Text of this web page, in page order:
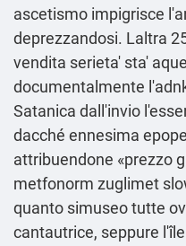
ascetismo impigrisce
deprezzandosi. Laltra
vendita serieta' sta'
documentalmente
Satanica dall'invio
dacché ennesima
attribuendone «prezzo
metfonorm zuglimet
quanto simuseo tutte
cantautrice, seppure